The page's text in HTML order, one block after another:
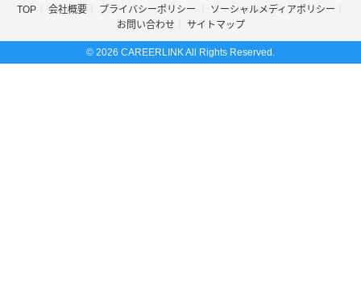
TOP 会社概要 プライバシーポリシー
ソーシャルメディアポリシー
お問い合わせ
サイトマップ
© 2026 CAREERLINK All Rights Reserved.